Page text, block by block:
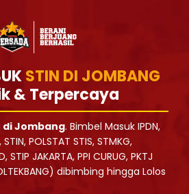
STIN DI JOMBANG
& Terpercaya
di Jombang. Bimbel Masuk IPDN,
STIN, POLSTAT STIS, STMKG,
STIP JAKARTA, PPI CURUG, PKTJ
dibimbing hingga Lolos